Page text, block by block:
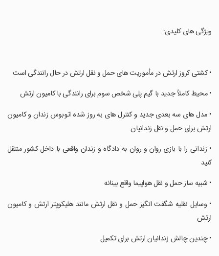
‏ویژگی های کلیدی:
‏• کشتی کروز ارتش در مأموریت های حمل و نقل ارتش در حال رانندگی است
‏• محیط کاملاً جدید با گیم پلی شخص سوم برای رانندگی با کامیون ارتش
‏• مدل های سه بعدی جدید و کنترل های به روز شده اتوبوس زندان و کامیون
ارتش برای حمل و نقل زندانیان
‏• زندانی را با بازی روان و روان به دادگاه و زندان واقعی با داخل کشور منتقل
کنید
‏• شبیه ساز حمل و نقل هواپیما واقع بینانه
‏• وسایل نقلیه شگفت انگیز حمل و نقل ارتش مانند هلیکوپتر ارتش و کامیون
ارتش
‏• چندین چالش زندانیان ارتش برای تکمیل